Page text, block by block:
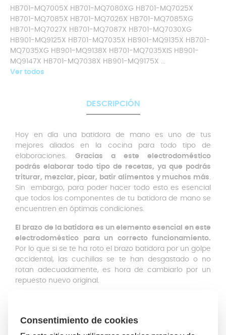
HB701-MQ7005X HB701-MQ7080XG HB701-MQ7025X
HB701-MQ7085X HB701-MQ7026X HB701-MQ7085XG
HB701-MQ7027X HB701-MQ7087X HB701-MQ7030XG
HB901-MQ9125X HB701-MQ7035X HB901-MQ9135X HB701-
MQ7035XG HB901-MQ9138X HB701-MQ7035XIS HB901-
MQ9147X HB701-MQ7038X HB901-MQ9175X ...
Ver todos
DESCRIPCIÓN
Hoy en día una batidora de mano es uno de tus
mejores aliados en la cocina para todo tipo de
elaboraciones. Gracias a este electrodoméstico
podrás elaborar todo tipo de recetas, ya que podrás
triturar, mezclar, picar, batir alimentos y muchos más.
Sin embargo, para poder hacer todo esto es esencial
que todos los componentes de tu batidora de mano se
encuentren en óptimas condiciones.
El brazo de la batidora es un elemento esencial en este
electrodoméstico para un correcto funcionamiento.
Por lo que si se te ha roto el brazo batidora por un golpe
accidental, las cuchillas se te han desgastado o no
rotan adecuadamente, es hora de cambiarlo por un
repuesto nuevo original.